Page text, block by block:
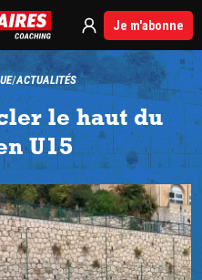
Je m'abonne
ACTUALITÉS
le haut du
U15